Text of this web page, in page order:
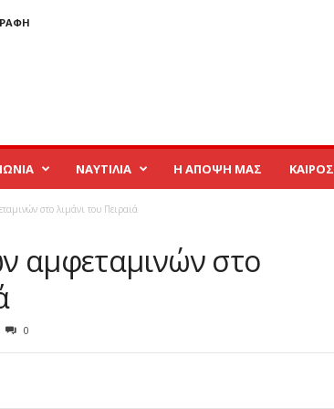
ΝΑΥΤΙΛΙΑ Η ΑΠΟΨΗ ΜΑΣ ΚΑΙΡΟΣ
στο λιμάνι του Πειραιά
αμφεταμινών στο
0